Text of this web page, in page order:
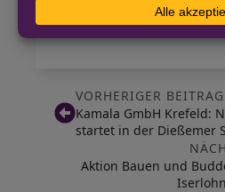
VORHERIGER BEITRAG
Kamala GmbH Krefeld:
startet in der Dießemer
Aktion Bauen und